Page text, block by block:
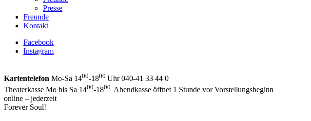
Presse
Freunde
Kontakt
Facebook
Instagram
Kartentelefon Mo-Sa 1400-1800 Uhr 040-41 33 44 0
Theaterkasse Mo bis Sa 1400-1800 Abendkasse öffnet 1 Stunde vor Vorstellungsbeginn
online – jederzeit
Forever Soul!